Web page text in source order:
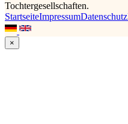
Tochtergesellschaften.
StartseiteImpressumDatenschutz
×